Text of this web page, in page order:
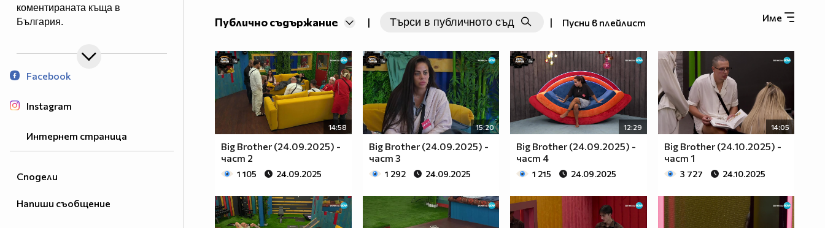
Сподели
Напиши съобщение
коментираната къща в
България.
Facebook
Instagram
Интернет страница
Име
Публично съдържание | | Пусни в плейлист
14:58
Big Brother (24.09.2025) -
част 2
1 105 24.09.2025
15:20
Big Brother (24.09.2025) -
част 3
1 292 24.09.2025
12:29
Big Brother (24.09.2025) -
част 4
1 215 24.09.2025
14:05
Big Brother (24.10.2025) -
част 1
3 727 24.10.2025